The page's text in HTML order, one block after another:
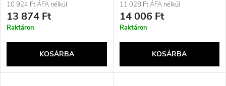
10 924 Ft ÁFA nélkül
13 874 Ft
Raktáron
KOSÁRBA
Ezüst
11 028 Ft ÁFA nélkül
14 006 Ft
Raktáron
KOSÁRBA